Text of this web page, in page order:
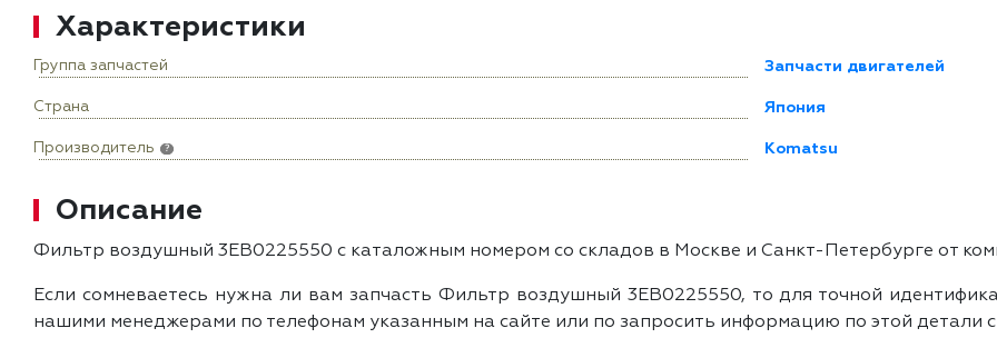
Характеристики
Группа запчастей Запчасти двигателей
Страна Япония
Производитель ? Komatsu
Описание
Фильтр воздушный 3EB0225550 с каталожным номером со складов в Москве и Санкт-Петербурге от
Если сомневаетесь нужна ли вам запчасть Фильтр воздушный 3EB0225550, то для точной
нашими менеджерами по телефонам указанным на сайте или по запросить информацию по этой детали